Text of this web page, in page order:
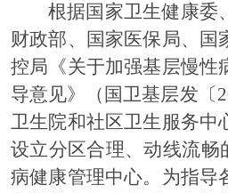
根据国家卫生健康委
财政部、国家医保局、国
控局《关于加强基层慢性
导意 见》 （国卫基层发〔
卫生院和社区卫生服务中
设立分区合理、动线流畅
病健康管理中心。 为指导